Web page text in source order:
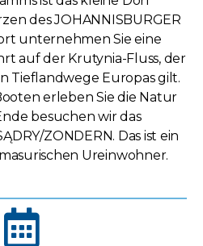
des JOHANNISBURGER
unternehmen Sie eine
auf der Krutynia-Fluss, der
Tieflandwege Europas gilt.
erleben Sie die Natur
besuchen wir das
ZONDERN. Das ist ein
Ureinwohner.